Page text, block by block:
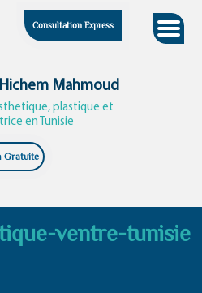
Consultation Express
Mahmoud
plastique et
en Tunisie
Gratuite
ventre-tunisie